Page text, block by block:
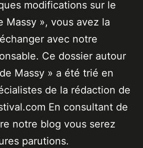
modifications sur le
Massy », vous avez la
avec notre
Ce dossier autour
Massy » a été trié en
de la rédaction de
En consultant de
notre blog vous serez
parutions.